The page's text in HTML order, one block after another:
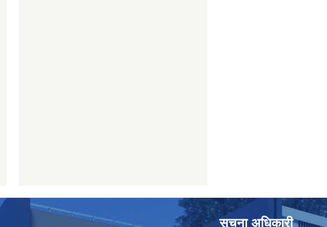
सूचना अधिकारी